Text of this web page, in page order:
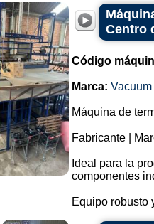
Centro
Código
Marca:
Máquina de
Fabricante |
Ideal para la
componentes
Equipo robusto